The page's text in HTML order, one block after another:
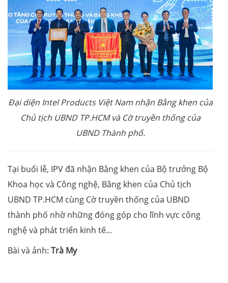
Đại diện Intel Products Việt Nam nhận Bằng khen của
Chủ tịch UBND TP.HCM và Cờ truyền thống của
UBND Thành phố.
Tại buổi lễ, IPV đã nhận Bằng khen của Bộ trưởng Bộ
Khoa học và Công nghệ, Bằng khen của Chủ tịch
UBND TP.HCM cùng Cờ truyền thống của UBND
thành phố nhờ những đóng góp cho lĩnh vực công
nghệ và phát triển kinh tế...
Bài và ảnh: Trà My